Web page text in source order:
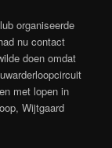
organiseerde
nu contact
doen omdat
met lopen in
Wijtgaard